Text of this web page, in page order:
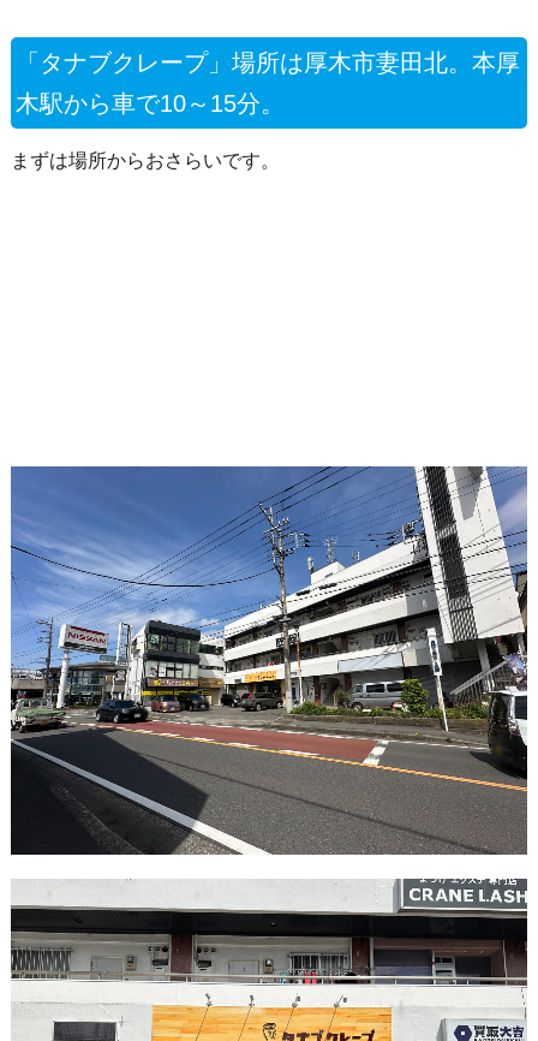
「タナブクレープ」場所は厚木市妻田北。本厚
木駅から車で10～15分。
まずは場所からおさらいです。